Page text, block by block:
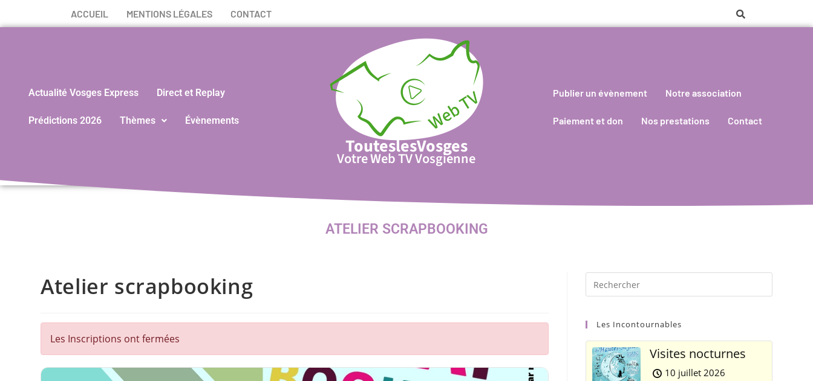
ACCUEIL MENTIONS LÉGALES CONTACT
Actualité Vosges Express Direct et Replay
Prédictions 2026 Thèmes Évènements
TouteslesVosges
Votre Web TV Vosgienne
Publier un évènement Notre association
Paiement et don Nos prestations Contact
ATELIER SCRAPBOOKING
Atelier scrapbooking
Les Inscriptions ont fermées
Les Incontournables
Visites nocturnes
10 juillet 2026